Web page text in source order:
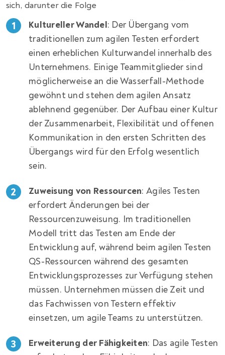
sich, darunter die Folge
Kultureller Wandel: Der Übergang vom
traditionellen zum agilen Testen erfordert
einen erheblichen Kulturwandel innerhalb des
Unternehmens. Einige Teammitglieder sind
möglicherweise an die Wasserfall-Methode
gewöhnt und stehen dem agilen Ansatz
ablehnend gegenüber. Der Aufbau einer Kultur
der Zusammenarbeit, Flexibilität und offenen
Kommunikation in den ersten Schritten des
Übergangs wird für den Erfolg wesentlich
sein.
Zuweisung von Ressourcen: Agiles Testen
erfordert Änderungen bei der
Ressourcenzuweisung. Im traditionellen
Modell tritt das Testen am Ende der
Entwicklung auf, während beim agilen Testen
QS-Ressourcen während des gesamten
Entwicklungsprozesses zur Verfügung stehen
müssen. Unternehmen müssen die Zeit und
das Fachwissen von Testern effektiv
einsetzen, um agile Teams zu unterstützen.
Erweiterung der Fähigkeiten: Das agile Testen